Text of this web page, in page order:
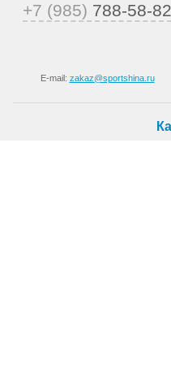
+7 (985) 788-58-82
E-mail: zakaz@sportshina.ru